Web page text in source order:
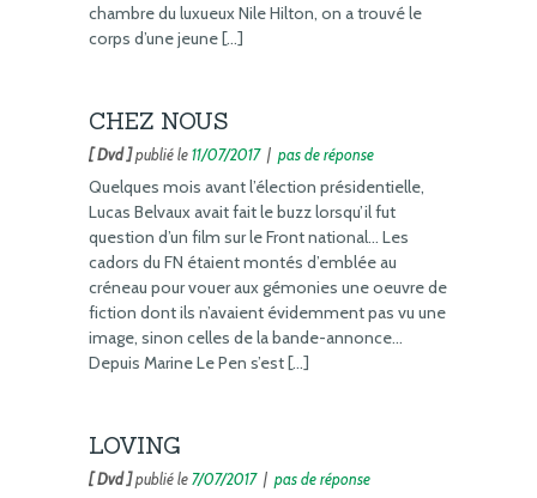
chambre du luxueux Nile Hilton, on a trouvé le
corps d’une jeune […]
CHEZ NOUS
[ Dvd ]publié le11/07/2017| pas de réponse
Quelques mois avant l’élection présidentielle,
Lucas Belvaux avait fait le buzz lorsqu’il fut
question d’un film sur le Front national… Les
cadors du FN étaient montés d’emblée au
créneau pour vouer aux gémonies une oeuvre de
fiction dont ils n’avaient évidemment pas vu une
image, sinon celles de la bande-annonce…
Depuis Marine Le Pen s’est […]
LOVING
[ Dvd ]publié le 7/07/2017| pas de réponse